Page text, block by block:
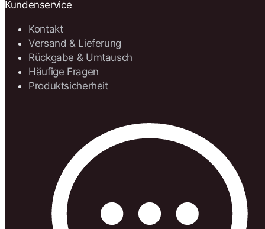
Kundenservice
Kontakt
Versand & Lieferung
Rückgabe & Umtausch
Häufige Fragen
Produktsicherheit